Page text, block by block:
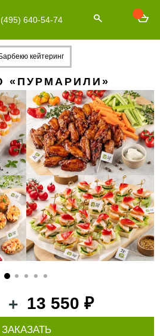
640-54-74
кейтеринг
«ПУРМАРИЛИ»
+ 13 550 ₽
ЗАКАЗАТЬ